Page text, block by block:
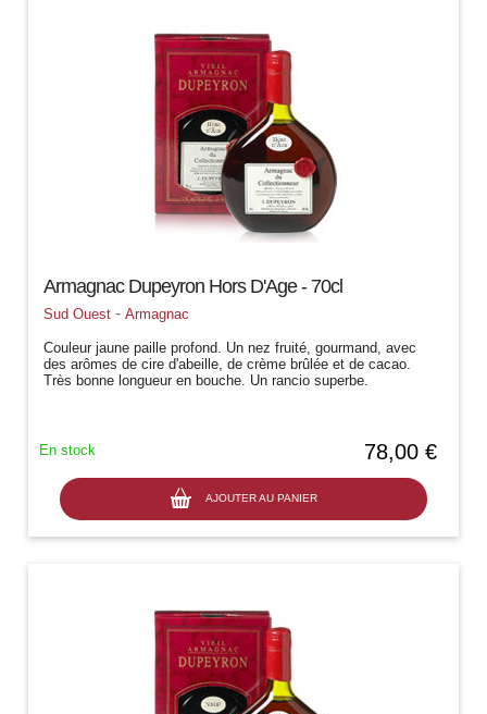
Armagnac Dupeyron Hors D'Age - 70cl
Sud Ouest -Armagnac
Couleur jaune paille profond. Un nez fruité, gourmand, avec
des arômes de cire d'abeille, de crème brûlée et de cacao.
Très bonne longueur en bouche. Un rancio superbe.
78,00 €
AJOUTER AU PANIER
En stock